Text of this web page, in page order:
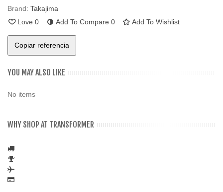
Brand: Takajima
Love 0 Add To Compare 0 Add To Wishlist
Copiar referencia
YOU MAY ALSO LIKE
No items
WHY SHOP AT TRANSFORMER